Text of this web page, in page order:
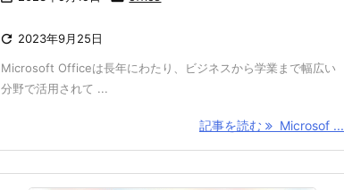
 2023年9月25日
Microsoft Officeは長年にわたり、ビジネスから学業まで幅広い
分野で活用されて ...
記事を読む Microsof ...